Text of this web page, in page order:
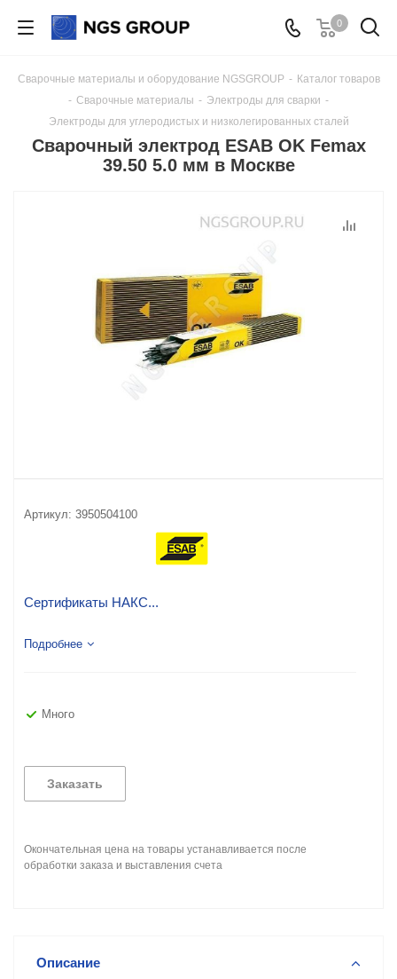
0
Сварочные материалы и оборудование NGSGROUP - Каталог товаров
- Сварочные материалы - Электроды для сварки -
Электроды для углеродистых и низколегированных сталей
Сварочный электрод ESAB OK Femax
39.50 5.0 мм в Москве
Артикул: 3950504100
Сертификаты НАКС...
Подробнее
Много
Заказать
Окончательная цена на товары устанавливается после
обработки заказа и выставления счета
Описание